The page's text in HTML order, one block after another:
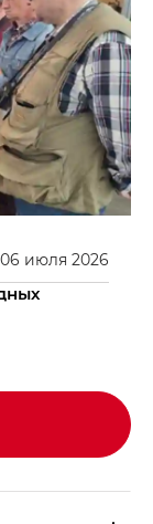
06 июля 2026